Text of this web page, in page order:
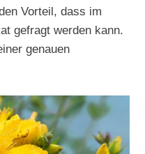
Vorteil, dass im
gefragt werden kann.
genauen